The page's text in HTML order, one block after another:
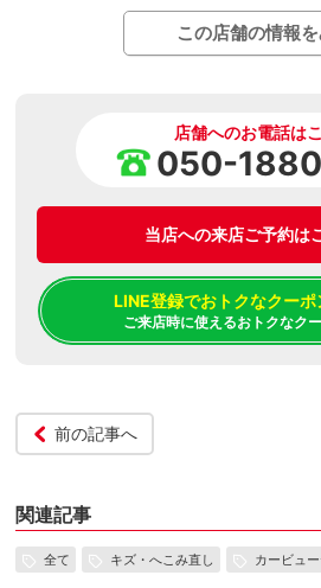
この店舗の情報
店舗へのお電話は
050-
当店への来店ご予約は
LINE登録でおトクなクー
ご来店時に使えるおトクなク
前の記事へ
関連記事
全て キズ・へこみ直し カービュ